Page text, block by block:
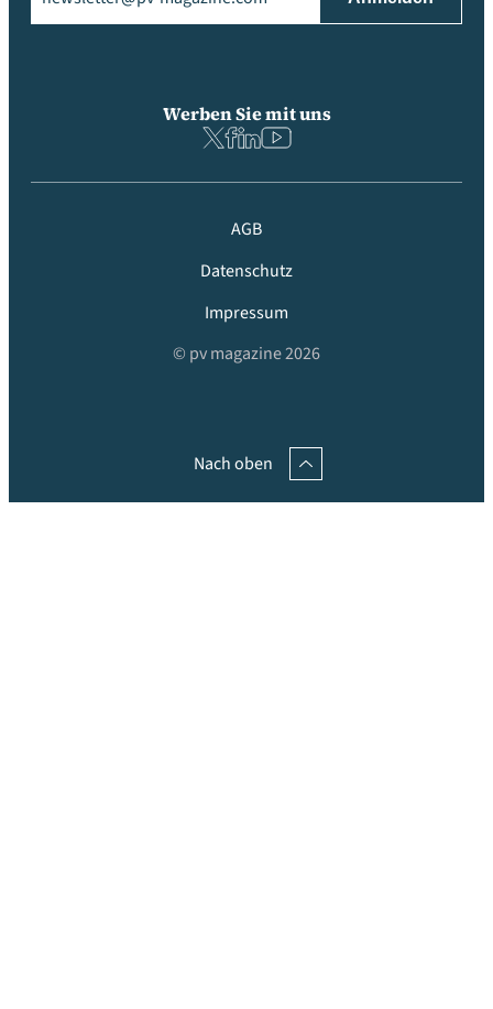
Werben Sie mit uns
AGB
Datenschutz
Impressum
© pv magazine 2026
Nach oben